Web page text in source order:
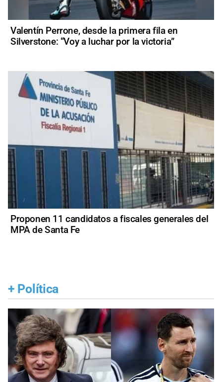
Valentín Perrone, desde la primera fila en
Silverstone: “Voy a luchar por la victoria”
Proponen 11 candidatos a fiscales generales del
MPA de Santa Fe
+ Política